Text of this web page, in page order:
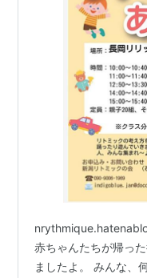
赤ちゃんたちが帰っ
ましたよ。 みんな、